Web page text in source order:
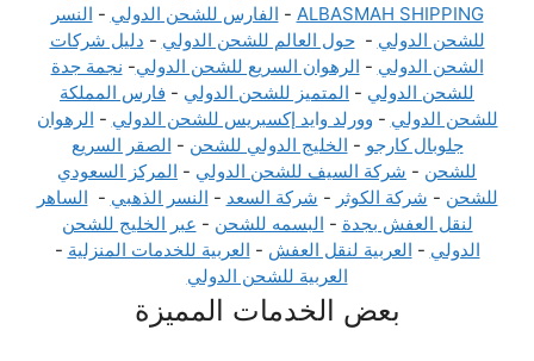
ALBASMAH SHIPPING
- الفارس للشحن الدولي - النسر
للشحن الدولي -حول العالم للشحن الدولي - دليل شركات
الشحن الدولي - الرهوان السريع للشحن الدولي- نجمة جدة
للشحن الدولي - المتميز للشحن الدولي - فارس المملكة
للشحن الدولي - وورلد وايد إكسبريس للشحن الدولي - الرهوان
جلوبال كارجو - الخليج الدولي للشحن - الصقر السريع
للشحن - شركة السيف للشحن الدولي - المركز السعودي
للشحن - شركة الكوثر - شركة السعد - النسر الذهبي - الساهر
لنقل العفش بجدة - البسمه للشحن - عبر الخليج للشحن
الدولي - العربية لنقل العفش - العربية للخدمات المنزلية -
العربية للشحن الدولي
بعض الخدمات المميزة